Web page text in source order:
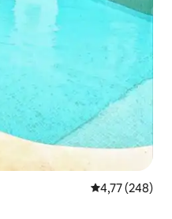
Évaluation
4,77 (248)